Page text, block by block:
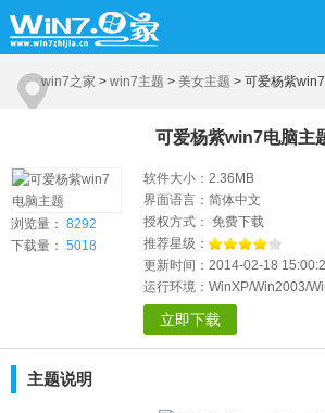
win7之家 > win7主题 > 美女主题 > 可爱杨紫
可爱杨紫win7电脑主
浏览量： 8292
下载量： 5018
软件大小：2.36MB
界面语言：简体中文
授权方式： 免费下载
推荐星级：
更新时间：2014-02-18
运行环境：WinXP/Win2003/
立即下载
主题说明